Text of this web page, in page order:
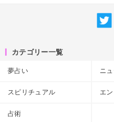
カテゴリー一覧
夢占い ニ
スピリチュアル エ
占術